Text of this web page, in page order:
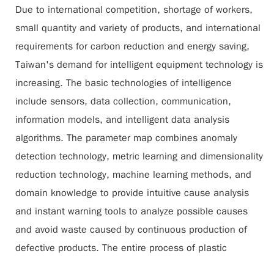
Due to international competition, shortage of workers,
small quantity and variety of products, and international
requirements for carbon reduction and energy saving,
Taiwan's demand for intelligent equipment technology is
increasing. The basic technologies of intelligence
include sensors, data collection, communication,
information models, and intelligent data analysis
algorithms. The parameter map combines anomaly
detection technology, metric learning and dimensionality
reduction technology, machine learning methods, and
domain knowledge to provide intuitive cause analysis
and instant warning tools to analyze possible causes
and avoid waste caused by continuous production of
defective products. The entire process of plastic